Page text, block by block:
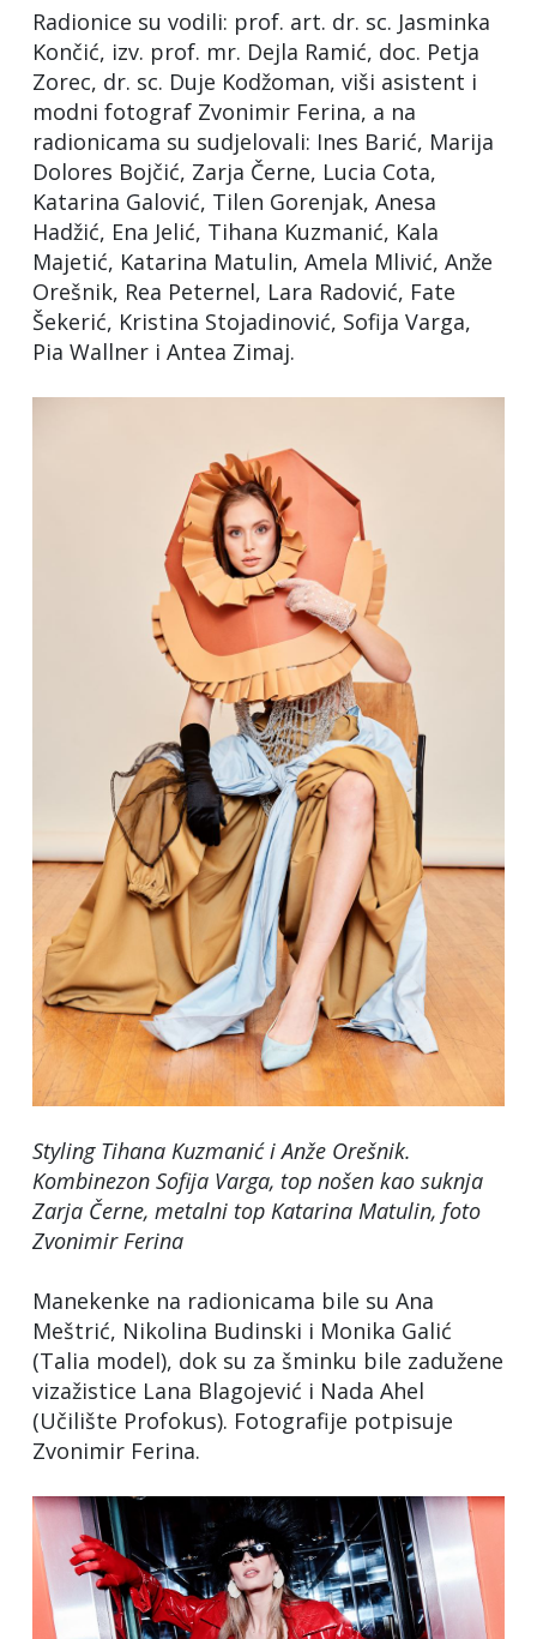
Radionice su vodili: prof. art. dr. sc. Jasminka
Končić, izv. prof. mr. Dejla Ramić, doc. Petja
Zorec, dr. sc. Duje Kodžoman, viši asistent i
modni fotograf Zvonimir Ferina, a na
radionicama su sudjelovali: Ines Barić, Marija
Dolores Bojčić, Zarja Černe, Lucia Cota,
Katarina Galović, Tilen Gorenjak, Anesa
Hadžić, Ena Jelić, Tihana Kuzmanić, Kala
Majetić, Katarina Matulin, Amela Mlivić, Anže
Orešnik, Rea Peternel, Lara Radović, Fate
Šekerić, Kristina Stojadinović, Sofija Varga,
Pia Wallner i Antea Zimaj.
Styling Tihana Kuzmanić i Anže Orešnik.
Kombinezon Sofija Varga, top nošen kao suknja
Zarja Černe, metalni top Katarina Matulin, foto
Zvonimir Ferina
Manekenke na radionicama bile su Ana
Meštrić, Nikolina Budinski i Monika Galić
(Talia model), dok su za šminku bile zadužene
vizažistice Lana Blagojević i Nada Ahel
(Učilište Profokus). Fotografije potpisuje
Zvonimir Ferina.